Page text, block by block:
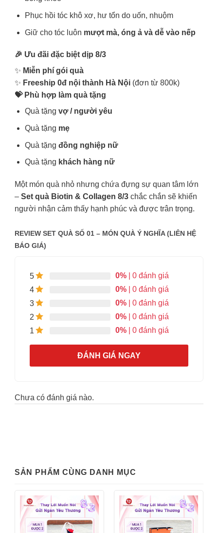
Phục hồi tóc khô xơ, hư tổn do uốn, nhuộm
Giữ cho tóc luôn mượt mà, óng ả và dễ vào nếp
🎉 Ưu đãi đặc biệt dịp 8/3
✨ Miễn phí gói quà
✨ Freeship 0đ nội thành Hà Nội(đơn từ 800k)
💝 Phù hợp làm quà tặng
Quà tặng vợ / người yêu
Quà tặng mẹ
Quà tặng đồng nghiệp nữ
Quà tặng khách hàng nữ
Một món quà nhỏ nhưng chứa đựng sự quan tâm lớn
– Set quà Biotin & Collagen 8/3chắc chắn sẽ khiến
người nhận cảm thấy hạnh phúc và được trân trọng.
REVIEW SET QUÀ SỐ 01 – MÓN QUÀ Ý NGHĨA (LIÊN HỆ
BÁO GIÁ)
5 0% | 0 đánh giá
4
0% | 0 đánh giá
3
0% | 0 đánh giá
2
0% | 0 đánh giá
1
0% | 0 đánh giá
ĐÁNH GIÁ NGAY
Chưa có đánh giá nào.
SẢN PHẨM CÙNG DANH MỤC